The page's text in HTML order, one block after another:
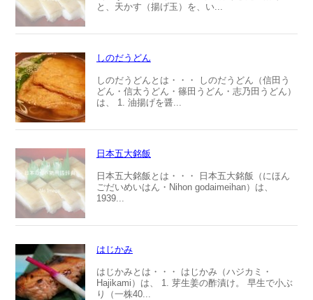
と、天かす（揚げ玉）を、い...
しのだうどん
しのだうどんとは・・・ しのだうどん（信田う
どん・信太うどん・篠田うどん・志乃田うどん）
は、 1. 油揚げを醤...
日本五大銘飯
日本五大銘飯とは・・・ 日本五大銘飯（にほん
ごだいめいはん・Nihon godaimeihan）は、
1939...
はじかみ
はじかみとは・・・ はじかみ（ハジカミ・
Hajikami）は、 1. 芽生姜の酢漬け。 早生で小ぶ
り（一株40...